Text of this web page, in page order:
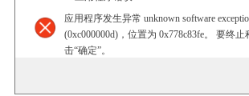
应用程序发生异常 unknown software
(0xc000000d)，位置为 0x778c83fe。 要终
击“确定”。